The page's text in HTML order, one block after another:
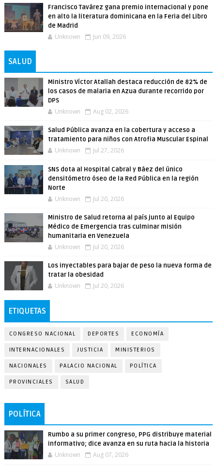
Francisco Tavárez gana premio internacional y pone
en alto la literatura dominicana en la Feria del Libro
de Madrid
Unknown Jun 09, 2026
SALUD
Ministro Víctor Atallah destaca reducción de 82% de
los casos de malaria en Azua durante recorrido por
DPS
Unknown Aug 02, 2026
Salud Pública avanza en la cobertura y acceso a
tratamiento para niños con Atrofia Muscular Espinal
Unknown Jul 27, 2026
SNS dota al Hospital Cabral y Báez del único
densitómetro óseo de la Red Pública en la región
Norte
Unknown Jul 20, 2026
Ministro de Salud retorna al país junto al Equipo
Médico de Emergencia tras culminar misión
humanitaria en Venezuela
Unknown Jul 20, 2026
Los inyectables para bajar de peso la nueva forma de
tratar la obesidad
Unknown Jul 20, 2026
ETIQUETAS
CONGRESO NACIONAL DEPORTES ECONOMÍA
INTERNACIONALES JUSTICIA MINISTERIOS
NACIONALES PALACIO NACIONAL POLÍTICA
PROVINCIALES SALUD
POLÍTICA
Rumbo a su primer congreso, PPG distribuye material
informativo; dice avanza en su ruta hacia la historia
Unknown Aug 07, 2026